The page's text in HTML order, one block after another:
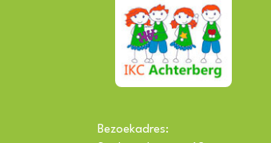
Bezoekadres: